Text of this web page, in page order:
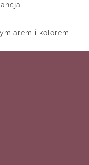
i kolorem